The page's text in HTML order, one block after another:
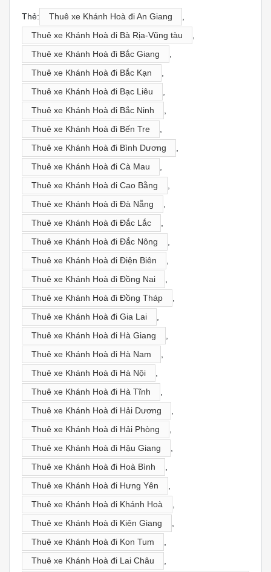
Thẻ: Thuê xe Khánh Hoà đi An Giang
,
Thuê xe Khánh Hoà đi Bà Rịa-Vũng tàu
,
Thuê xe Khánh Hoà đi Bắc Giang
,
Thuê xe Khánh Hoà đi Bắc Kạn
,
Thuê xe Khánh Hoà đi Bạc Liêu
,
Thuê xe Khánh Hoà đi Bắc Ninh
,
Thuê xe Khánh Hoà đi Bến Tre
,
Thuê xe Khánh Hoà đi Bình Dương
,
Thuê xe Khánh Hoà đi Cà Mau
,
Thuê xe Khánh Hoà đi Cao Bằng
,
Thuê xe Khánh Hoà đi Đà Nẵng
,
Thuê xe Khánh Hoà đi Đắc Lắc
,
Thuê xe Khánh Hoà đi Đắc Nông
,
Thuê xe Khánh Hoà đi Điện Biên
,
Thuê xe Khánh Hoà đi Đồng Nai
,
Thuê xe Khánh Hoà đi Đồng Tháp
,
Thuê xe Khánh Hoà đi Gia Lai
,
Thuê xe Khánh Hoà đi Hà Giang
,
Thuê xe Khánh Hoà đi Hà Nam
,
Thuê xe Khánh Hoà đi Hà Nội
,
Thuê xe Khánh Hoà đi Hà Tĩnh
,
Thuê xe Khánh Hoà đi Hải Dương
,
Thuê xe Khánh Hoà đi Hải Phòng
,
Thuê xe Khánh Hoà đi Hậu Giang
,
Thuê xe Khánh Hoà đi Hoà Bình
,
Thuê xe Khánh Hoà đi Hưng Yên
,
Thuê xe Khánh Hoà đi Khánh Hoà
,
Thuê xe Khánh Hoà đi Kiên Giang
,
Thuê xe Khánh Hoà đi Kon Tum
,
Thuê xe Khánh Hoà đi Lai Châu
,